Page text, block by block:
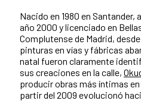
Nacido en 1980 en Santander,
año 2000 y licenciado en
Complutense de Madrid,
pinturas en vías y fábricas
natal fueron claramente
sus creaciones en la calle,
producir obras más íntimas
partir del 2009 evolucionó